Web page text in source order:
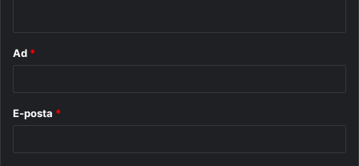
Ad *
E-posta *